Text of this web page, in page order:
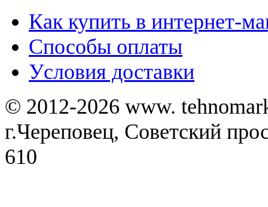
Как купить в интернет-
Способы оплаты
Уcловия доставки
© 2012-2026 www.
г.Череповец, Советский
610